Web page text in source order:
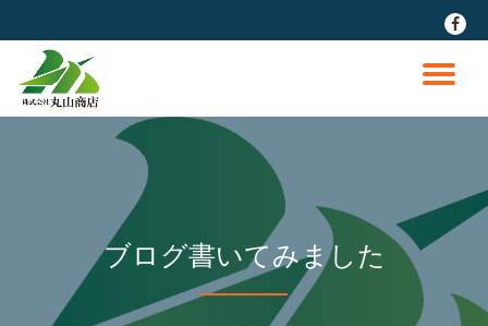
ン
fa-
ナ
ゲ
ー
シ
ブログ書いてみました